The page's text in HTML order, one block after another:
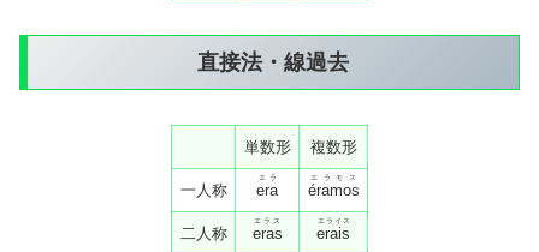
直接法・線過去
単数形 複数形
一人称 era
エラ
éramos
エラモス
二人称 eras
エラス
erais
エライス